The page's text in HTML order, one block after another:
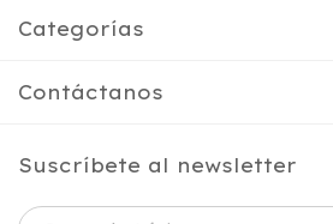
Categorías
Contáctanos
Suscríbete al newsletter